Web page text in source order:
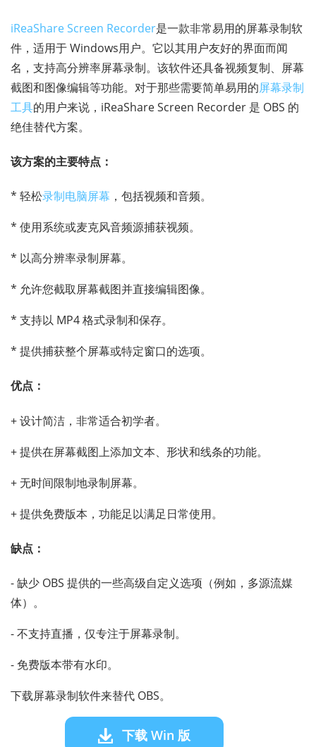
iReaShare Screen Recorder是一款非常易用的屏幕录制软
件，适用于 Windows用户。它以其用户友好的界面而闻
名，支持高分辨率屏幕录制。该软件还具备视频复制、屏幕
截图和图像编辑等功能。对于那些需要简单易用的屏幕录制
工具的用户来说，iReaShare Screen Recorder 是 OBS 的
绝佳替代方案。
该方案的主要特点：
* 轻松录制电脑屏幕 ，包括视频和音频。
* 使用系统或麦克风音频源捕获视频。
* 以高分辨率录制屏幕。
* 允许您截取屏幕截图并直接编辑图像。
* 支持以 MP4 格式录制和保存。
* 提供捕获整个屏幕或特定窗口的选项。
优点：
+ 设计简洁，非常适合初学者。
+ 提供在屏幕截图上添加文本、形状和线条的功能。
+ 无时间限制地录制屏幕。
+ 提供免费版本，功能足以满足日常使用。
缺点：
- 缺少 OBS 提供的一些高级自定义选项（例如，多源流媒
体）。
- 不支持直播，仅专注于屏幕录制。
- 免费版本带有水印。
下载屏幕录制软件来替代 OBS。
下载 Win 版